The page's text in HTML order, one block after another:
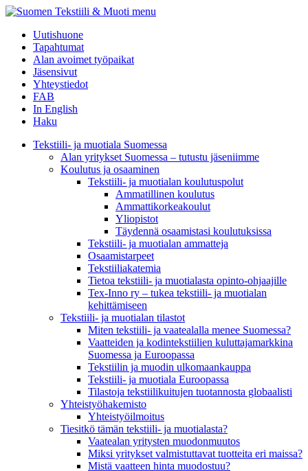
menu
Uutishuone
Tapahtumat
Alan avoimet työpaikat
Jäsensivut
Yhteystiedot
FAB
In English
Haku
Tekstiili- ja muotiala Suomessa
Alan yritykset Suomessa – tutustu jäseniimme
Koulutus ja osaaminen
Tekstiili- ja muotialan koulutuspolut
Ammatillinen koulutus
Ammattikorkeakoulut
Yliopistot
Täydennä osaamistasi koulutuksissa
Tekstiili- ja muotialan ammatteja
Osaamistarpeet
Tekstiiliakatemia
Tietoa tekstiili- ja muotialasta opinto-ohjaajille
Tex-Inno ry – tukea tekstiili- ja muotialan
kehittämiseen
Tekstiili- ja muotialan tilastot
Miten tekstiili- ja vaatealalla menee Suomessa?
Vaatteiden ja kodintekstiilien kuluttajamarkkina
Suomessa ja Euroopassa
Tekstiilin ja muodin ulkomaankauppa
Tekstiili- ja muotiala Euroopassa
Tilastoja tekstiilikuitujen tuotannosta globaalisti
Yhteistyö­hakemisto
Yhteistyöilmoitus
Tiesitkö tämän tekstiili- ja muotialasta?
Vaatealan yritysten muodonmuutos
Miksi yritykset valmistuttavat tuotteita eri maissa?
Mistä vaatteen hinta muodostuu?